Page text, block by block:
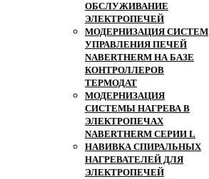
ОБСЛУЖИВАНИЕ
ЭЛЕКТРОПЕЧЕЙ
МОДЕРНИЗАЦИЯ СИСТЕМ
УПРАВЛЕНИЯ ПЕЧЕЙ
NABERTHERM НА БАЗЕ
КОНТРОЛЛЕРОВ
ТЕРМОДАТ
МОДЕРНИЗАЦИЯ
СИСТЕМЫ НАГРЕВА В
ЭЛЕКТРОПЕЧАХ
NABERTHERM СЕРИИ L
НАВИВКА СПИРАЛЬНЫХ
НАГРЕВАТЕЛЕЙ ДЛЯ
ЭЛЕКТРОПЕЧЕЙ